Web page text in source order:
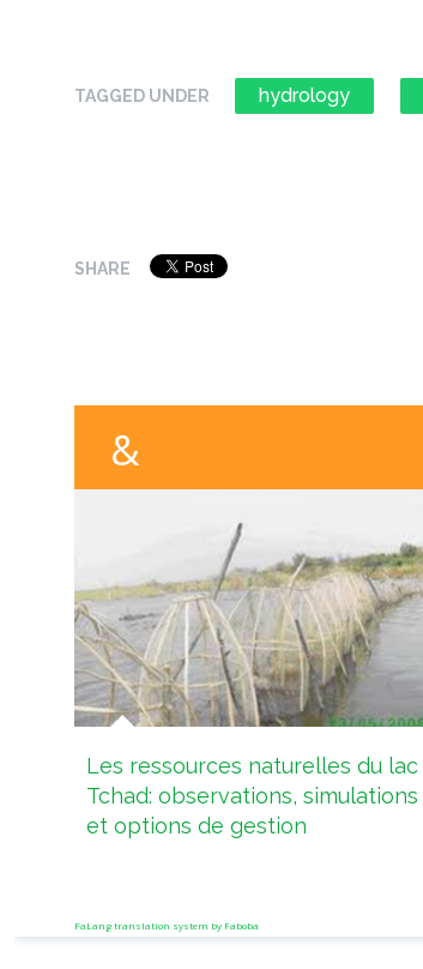
TAGGED UNDER hydrology
SHARE
Les ressources naturelles du lac
Tchad: observations, simulations
et options de gestion
FaLang translation system by Faboba